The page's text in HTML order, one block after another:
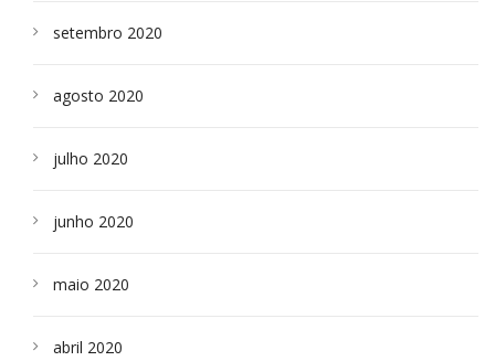
setembro 2020
agosto 2020
julho 2020
junho 2020
maio 2020
abril 2020